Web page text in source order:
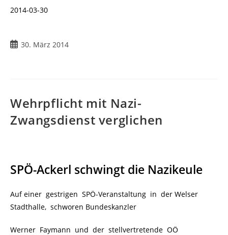
2014-03-30
30. März 2014
Wehrpflicht mit Nazi-
Zwangsdienst verglichen
SPÖ-Ackerl schwingt die Nazikeule
Auf einer gestrigen SPÖ-Veranstaltung in der Welser
Stadthalle, schworen Bundeskanzler
Werner Faymann und der stellvertretende OÖ